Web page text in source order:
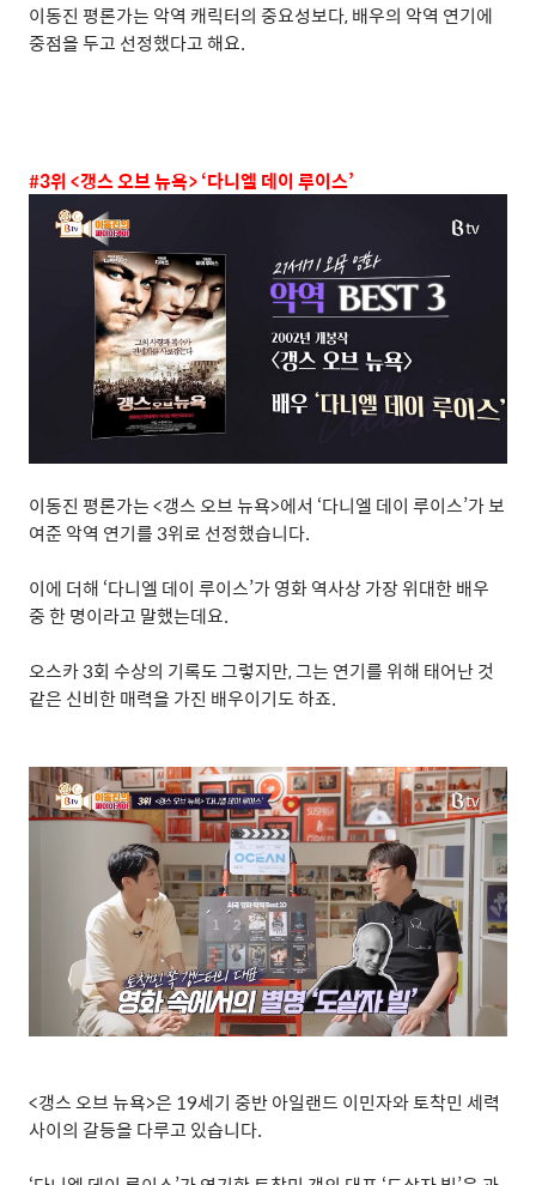
이동진 평론가는 악역 캐릭터의 중요성보다,배우의 악역 연기에
중점을 두고 선정했다고 해요.
#3위<갱스 오브 뉴욕> ‘다니엘 데이 루이스’
이동진 평론가는<갱스 오브 뉴욕>에서 ‘다니엘 데이 루이스’가 보
여준 악역 연기를3위로 선정했습니다.
이에 더해 ‘다니엘 데이 루이스’가 영화 역사상 가장 위대한 배우
중 한 명이라고 말했는데요.
오스카3회 수상의 기록도 그렇지만,그는 연기를 위해 태어난 것
같은 신비한 매력을 가진 배우이기도 하죠.
<갱스 오브 뉴욕>은 19세기 중반 아일랜드 이민자와 토착민 세력
사이의 갈등을 다루고 있습니다.